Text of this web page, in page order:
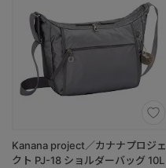
Kanana project／カナナプロジェ
クト PJ-18 ショルダーバッグ 10L